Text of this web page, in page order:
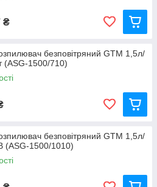
₴
безповітряний GTM 1,5л/
(ASG-1500/710)
безповітряний GTM 1,5л/
(ASG-1500/1010)